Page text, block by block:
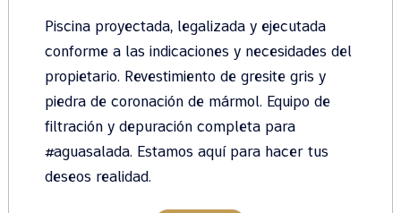
Piscina proyectada, legalizada y ejecutada
conforme a las indicaciones y necesidades del
propietario. Revestimiento de gresite gris y
piedra de coronación de mármol. Equipo de
filtración y depuración completa para
#aguasalada. Estamos aquí para hacer tus
deseos realidad.